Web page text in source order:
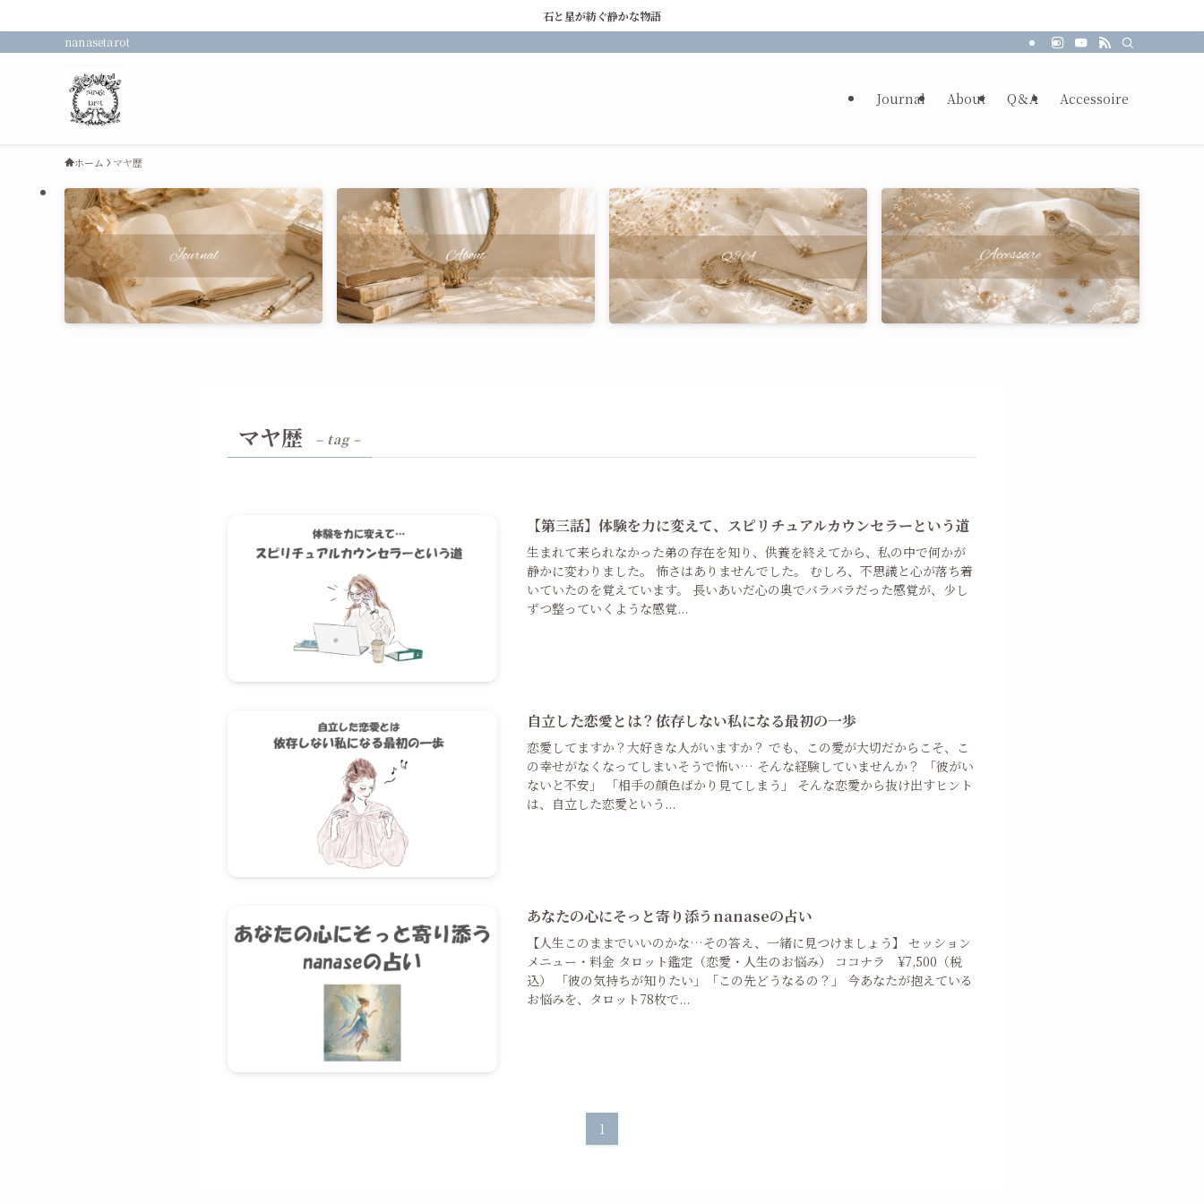
石と星が紡ぐ静かな物語
nanasetarot
Journal About Q＆A Accessoire
ホーム マヤ歴
マヤ歴 – tag –
【第三話】体験を力に変えて、スピリチュアルカウンセラーという道
生まれて来られなかった弟の存在を知り、供養を終えてから、私の中で何かが
静かに変わりました。 怖さはありませんでした。 むしろ、不思議と心が落ち着
いていたのを覚えています。 長いあいだ心の奥でバラバラだった感覚が、少し
ずつ整っていくような感覚...
自立した恋愛とは？依存しない私になる最初の一歩
恋愛してますか？大好きな人がいますか？ でも、この愛が大切だからこそ、こ
の幸せがなくなってしまいそうで怖い… そんな経験していませんか？ 「彼がい
ないと不安」 「相手の顔色ばかり見てしまう」 そんな恋愛から抜け出すヒント
は、自立した恋愛という...
あなたの心にそっと寄り添うnanaseの占い
【人生このままでいいのかな…その答え、一緒に見つけましょう】 セッション
メニュー・料金 タロット鑑定（恋愛・人生のお悩み） ココナラ ¥7,500（税
込） 「彼の気持ちが知りたい」「この先どうなるの？」 今あなたが抱えている
お悩みを、タロット78枚で...
1